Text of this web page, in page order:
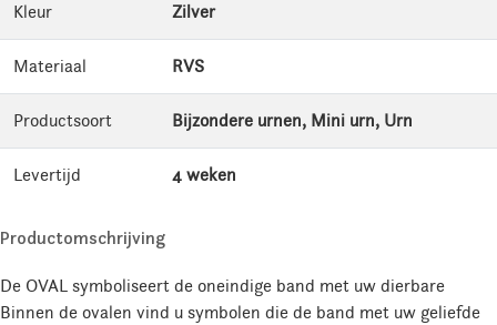
Kleur Zilver
Materiaal RVS
Productsoort Bijzondere urnen, Mini urn, Urn
Levertijd 4 weken
Productomschrijving
De OVAL symboliseert de oneindige band met uw dierbare
Binnen de ovalen vind u symbolen die de band met uw geliefde